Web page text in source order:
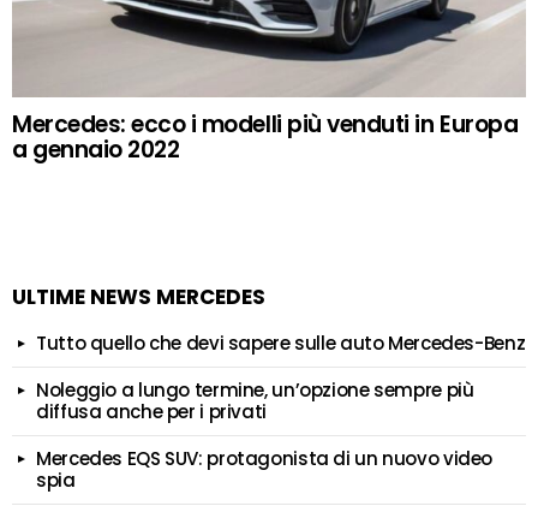
Mercedes: ecco i modelli più venduti in Europa
a gennaio 2022
ULTIME NEWS MERCEDES
Tutto quello che devi sapere sulle auto Mercedes-Benz
Noleggio a lungo termine, un’opzione sempre più
diffusa anche per i privati
Mercedes EQS SUV: protagonista di un nuovo video
spia